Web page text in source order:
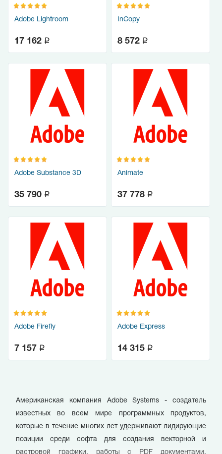
Adobe Lightroom
17 162 q
InCopy
8 572 q
Adobe Substance 3D
35 790 q
Animate
37 778 q
Adobe Firefly
7 157 q
Adobe Express
14 315 q
Американская компания Adobe Systems - создатель
известных во всем мире программных продуктов,
которые в течение многих лет удерживают лидирующие
позиции среди софта для создания векторной и
растровой графики, работы с PDF документами.